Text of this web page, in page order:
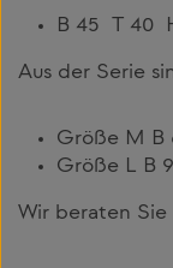
B 45 T 40
Aus der Serie
Größe M
Größe L B
Wir beraten Sie